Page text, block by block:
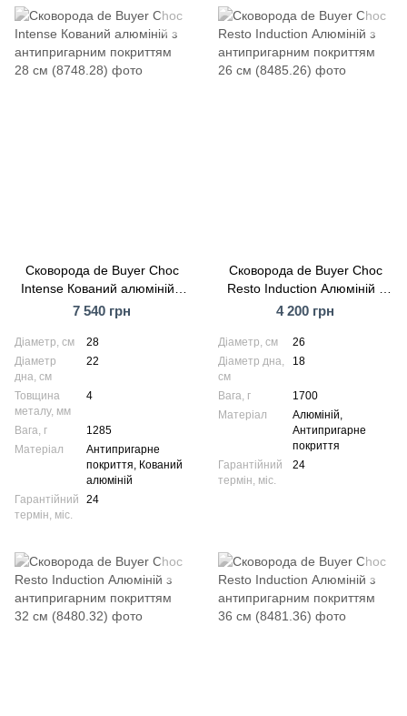
Сковорода de Buyer Choc
Intense Кований алюміній з
антипригарним покриттям
7 540 грн
Діаметр, см
28
Діаметр
дна, см
22
Товщина
металу, мм
4
Вага, г
1285
Матеріал
Антипригарне
покриття, Кований
алюміній
Гарантійний
термін, міс.
24
Сковорода de Buyer Choc
Resto Induction Алюміній з
антипригарним покриттям
4 200 грн
Діаметр, см
26
Діаметр дна,
см
18
Вага, г
1700
Матеріал
Алюміній,
Антипригарне
покриття
Гарантійний
термін, міс.
24